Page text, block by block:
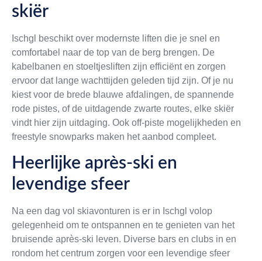
skiër
Ischgl beschikt over modernste liften die je snel en
comfortabel naar de top van de berg brengen. De
kabelbanen en stoeltjesliften zijn efficiënt en zorgen
ervoor dat lange wachttijden geleden tijd zijn. Of je nu
kiest voor de brede blauwe afdalingen, de spannende
rode pistes, of de uitdagende zwarte routes, elke skiër
vindt hier zijn uitdaging. Ook off-piste mogelijkheden en
freestyle snowparks maken het aanbod compleet.
Heerlijke après-ski en
levendige sfeer
Na een dag vol skiavonturen is er in Ischgl volop
gelegenheid om te ontspannen en te genieten van het
bruisende après-ski leven. Diverse bars en clubs in en
rondom het centrum zorgen voor een levendige sfeer